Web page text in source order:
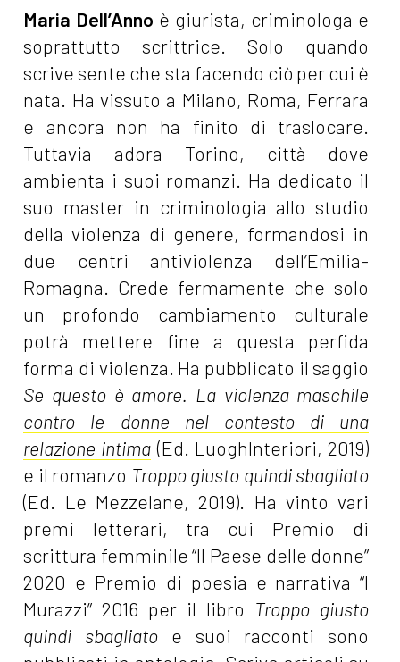
Maria Dell’Anno è giurista, criminologa e
soprattutto scrittrice. Solo quando
scrive sente che sta facendo ciò per cui è
nata. Ha vissuto a Milano, Roma, Ferrara
e ancora non ha finito di traslocare.
Tuttavia adora Torino, città dove
ambienta i suoi romanzi. Ha dedicato il
suo master in criminologia allo studio
della violenza di genere, formandosi in
due centri antiviolenza dell’Emilia-
Romagna. Crede fermamente che solo
un profondo cambiamento culturale
potrà mettere fine a questa perfida
forma di violenza. Ha pubblicato il saggio
Se questo è amore. La violenza maschile
contro le donne nel contesto di una
relazione intima (Ed. LuoghInteriori, 2019)
e il romanzo Troppo giusto quindi sbagliato
(Ed. Le Mezzelane, 2019). Ha vinto vari
premi letterari, tra cui Premio di
scrittura femminile “Il Paese delle donne”
2020 e Premio di poesia e narrativa “I
Murazzi” 2016 per il libro Troppo giusto
quindi sbagliato e suoi racconti sono